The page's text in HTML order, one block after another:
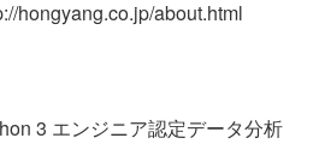
hongyang.co.jp/about.html
3 エンジニア認定データ分析